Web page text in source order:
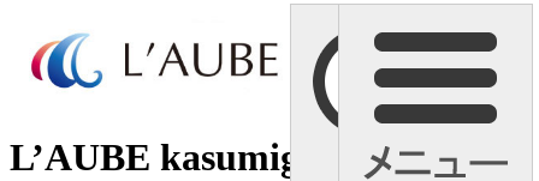
L’AUBE kasumigaura スタ